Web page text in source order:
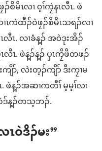
မိၤ​လၢ ဝ့ၢ်​ကၠဲ​နၤ​လီၤ. ဖဲ​
ၤ​ကဲထီၣ်​ဝဲ​ဖၠၣ်စိမိၤ​သရၣ်​လၢ
လီၤ. လၢခံ​န့ၣ် အဝဲ​ဒုးအိၣ်​
လီၤ. ဖဲ​န့ၣ်​န့ၣ် ပှၤ​ကၠိဖိ​တဖၣ်
ျိာ်, လဲးတ့ၣ်ကျိာ် ဒီး​ကၠၢမ
ဖဲ​န့ၣ်​အဆၢ​ကတီၢ် မ့မ့ၢ်​လၢ​
ဝဲ​ဒ်​န့ၣ်​တ​သ့​ဘၣ်.
ဒိၣ်မး”